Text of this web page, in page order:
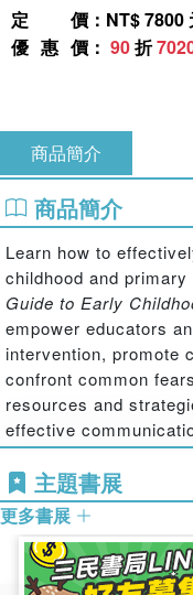
定價 ：NT$ 7800
優惠價 ： 90折
商品簡介
商品簡介
Learn how to
childhood and
Guide to Early
empower educators
intervention, promote
confront common
resources and
effective
questions for
engaging guidebook
whether you''re just
leader newly jumping
主題書展
更多書展